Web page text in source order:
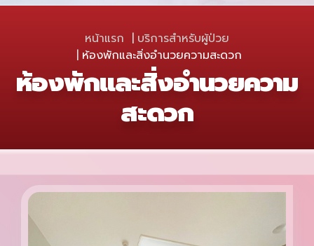
หน้าแรก
บริการสำหรับผู้ป่วย
ห้องพักและสิ่งอำนวยความสะดวก
ห้องพักและสิ่งอำนวยความ
สะดวก